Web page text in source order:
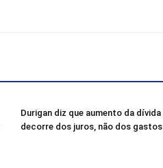
Durigan diz que aumento da dívida
decorre dos juros, não dos gastos